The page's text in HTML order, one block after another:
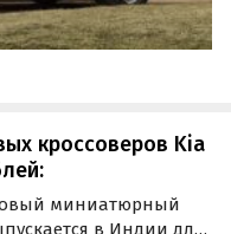
кроссоверов Kia
миниатюрный
в Индии для